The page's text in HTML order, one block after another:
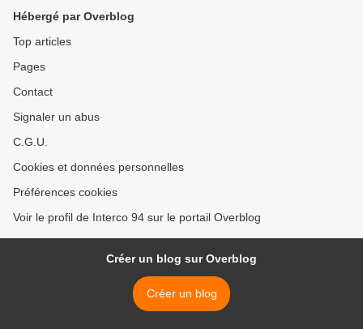
Hébergé par Overblog
Top articles
Pages
Contact
Signaler un abus
C.G.U.
Cookies et données personnelles
Préférences cookies
Voir le profil de Interco 94 sur le portail Overblog
Créer un blog sur Overblog
Créer un blog